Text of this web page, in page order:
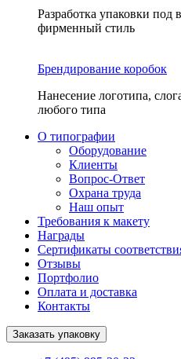
Разработка упаковки под
фирменный стиль
Брендирование коробок
Нанесение логотипа,
любого типа
О типографии
Оборудование
Клиенты
Вопрос-Ответ
Охрана труда
Наш опыт
Требования к макету
Награды
Сертификаты
Отзывы
Портфолио
Оплата и доставка
Контакты
Заказать упаковку